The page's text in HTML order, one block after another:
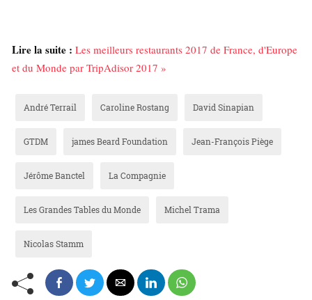
Lire la suite : Les meilleurs restaurants 2017 de France, d'Europe
et du Monde par TripAdisor 2017 »
André Terrail Caroline Rostang David Sinapian
GTDM james Beard Foundation Jean-François Piège
Jérôme Banctel La Compagnie
Les Grandes Tables du Monde Michel Trama
Nicolas Stamm